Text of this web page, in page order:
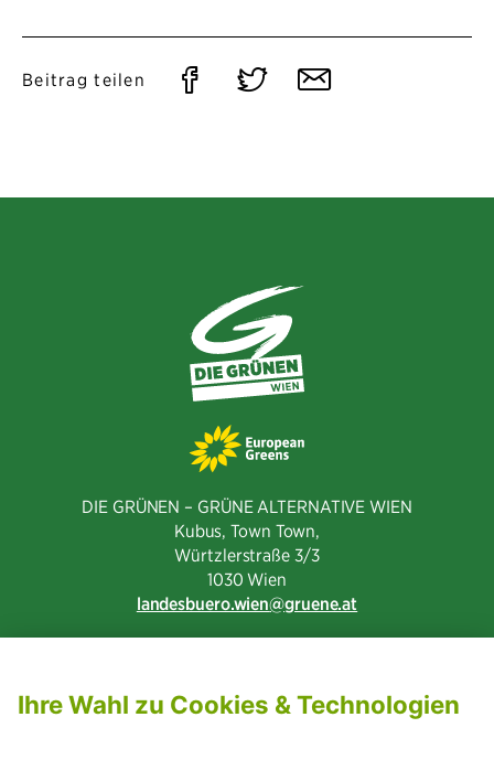
Beitrag teilen
Auf Auf Per
DIE GRÜNEN – GRÜNE ALTERNATIVE WIEN
Kubus, Town Town,
Würtzlerstraße 3/3​
1030 Wien
landesbuero.wien
gruene.at